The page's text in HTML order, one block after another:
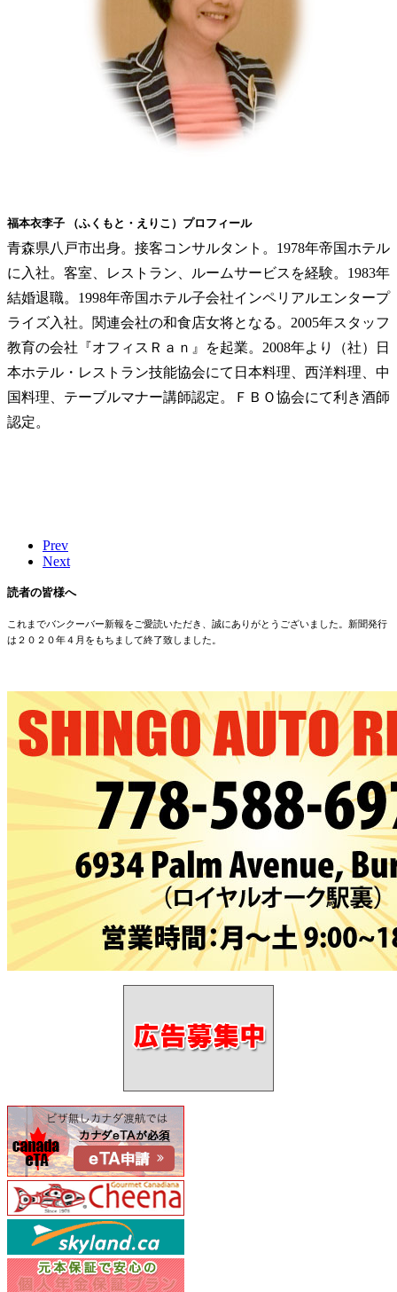
福本衣李子 （ふくもと・えりこ）プロフィール
青森県八戸市出身。接客コンサルタント。1978年帝国ホテル
に入社。客室、レストラン、ルームサービスを経験。1983年
結婚退職。1998年帝国ホテル子会社インペリアルエンタープ
ライズ入社。関連会社の和食店女将となる。2005年スタッフ
教育の会社『オフィスＲａｎ』を起業。2008年より（社）日
本ホテル・レストラン技能協会にて日本料理、西洋料理、中
国料理、テーブルマナー講師認定。ＦＢＯ協会にて利き酒師
認定。
Prev
Next
読者の皆様へ
これまでバンクーバー新報をご愛読いただき、誠にありがとうございました。新聞発行
は２０２０年４月をもちまして終了致しました。